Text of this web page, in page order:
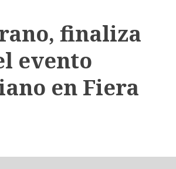
finaliza
evento
en Fiera